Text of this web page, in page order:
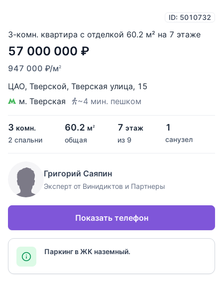
ID: 5010732
3-комн. квартира с отделкой 60.2 м² на 7 этаже
57 000 000 ₽
947 000 ₽/м2
ЦАО, Тверской, Тверская улица, 15
м. Тверская
~4 мин. пешком
3 комн.
2 спальни
60.2 м2
общая
7 этаж
из 9
1
санузел
Григорий Саяпин
Эксперт от Винидиктов и Партнеры
Показать телефон
Паркинг в ЖК наземный.